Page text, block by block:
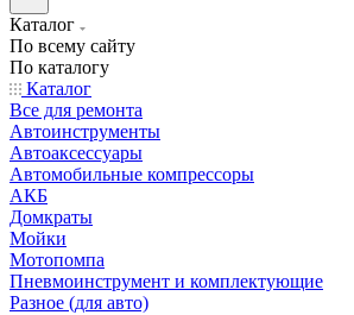
Каталог
По всему сайту
По каталогу
Каталог
Все для ремонта
Автоинструменты
Автоаксессуары
Автомобильные компрессоры
АКБ
Домкраты
Мойки
Мотопомпа
Пневмоинструмент и комплектующие
Разное (для авто)